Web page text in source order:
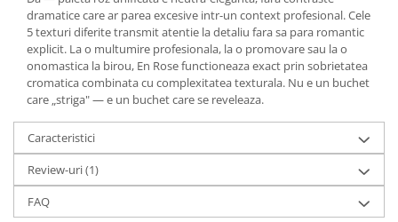
dramatice care ar parea excesive intr-un context profesional. Cele
5 texturi diferite transmit atentie la detaliu fara sa para romantic
explicit. La o multumire profesionala, la o promovare sau la o
onomastica la birou, En Rose functioneaza exact prin sobrietatea
cromatica combinata cu complexitatea texturala. Nu e un buchet
care „striga" — e un buchet care se reveleaza.
Caracteristici
Review-uri(1)
FAQ